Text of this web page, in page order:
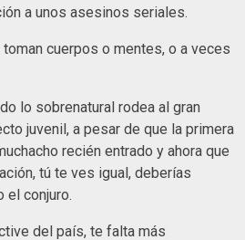
a unos asesinos seriales.
cuerpos o mentes, o a veces
lo sobrenatural rodea al gran
juvenil, a pesar de que la primera
recién entrado y ahora que
tú te ves igual, deberías
el conjuro.
del país, te falta más